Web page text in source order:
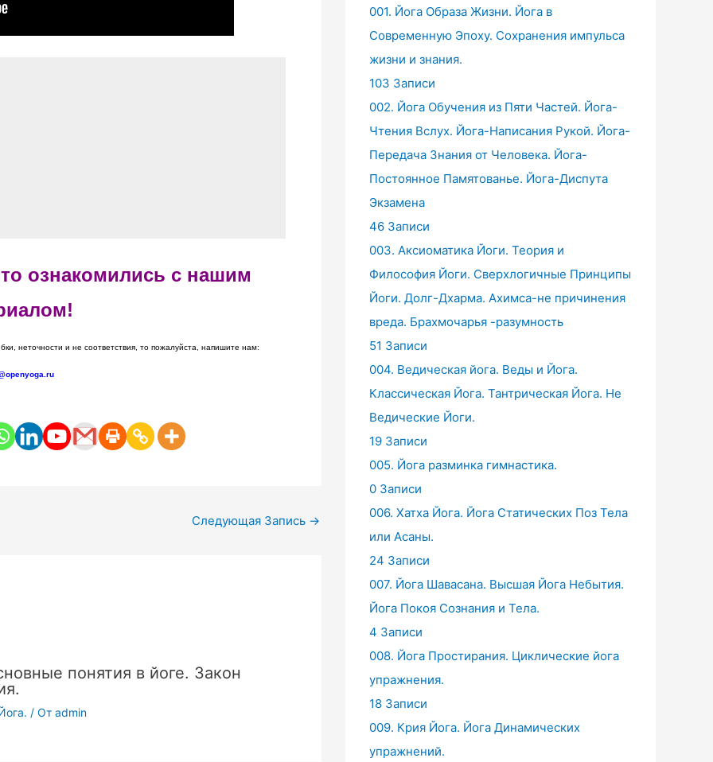
ознакомились с нашим
неточности и не соответствия, то пожалуйста, напишите нам:
Следующая Запись →
понятия в йоге. Закон
/ От admin
001. Йога Образа Жизни. Йога в
Современную Эпоху. Сохранения импульса
жизни и знания.
103 Записи
002. Йога Обучения из Пяти Частей. Йога-
Чтения Вслух. Йога-Написания Рукой. Йога-
Передача Знания от Человека. Йога-
Постоянное Памятованье. Йога-Диспута
Экзамена
46 Записи
003. Аксиоматика Йоги. Теория и
Философия Йоги. Сверхлогичные Принципы
Йоги. Долг-Дхарма. Ахимса-не причинения
вреда. Брахмочарья -разумность
51 Записи
004. Ведическая йога. Веды и Йога.
Классическая Йога. Тантрическая Йога. Не
Ведические Йоги.
19 Записи
005. Йога разминка гимнастика.
0 Записи
006. Хатха Йога. Йога Статических Поз Тела
или Асаны.
24 Записи
007. Йога Шавасана. Высшая Йога Небытия.
Йога Покоя Сознания и Тела.
4 Записи
008. Йога Простирания. Циклические йога
упражнения.
18 Записи
009. Крия Йога. Йога Динамических
упражнений.